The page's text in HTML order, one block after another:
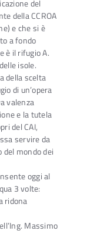
del
della CCROA
e che si è
a fondo
è il rifugio A.
isole.
della scelta
di un’opera
valenza
e la tutela
del CAI,
servire da
mondo dei
oggi al
3 volte:
ridona
Massimo